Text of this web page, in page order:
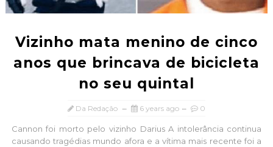
Vizinho mata menino de cinco
anos que brincava de bicicleta
no seu quintal
Da Redação 6 years ago 0
Cannon foi morto pelo vizinho Darius A intolerância continua
causando tragédias mundo afora e a vítima mais recente foi a